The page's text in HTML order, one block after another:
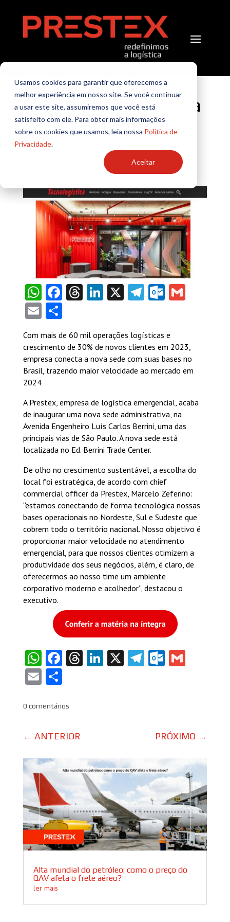
Usamos cookies para garantir que oferecemos a
melhor experiência em nosso site. Se você continuar
a usar este site, assumiremos que você está
satisfeito com ele. Para obter mais informações
sobre os cookies que usamos, leia nossa Política de
Privacidade.
Aceitar
Prestex amplia
operações e inaugura
sede na Berrini, em
São Paulo
WhatsApp
Facebook
Threads
LinkedIn
X TelegramGmail
EmailShare
Com mais de 60 mil operações logísticas e
crescimento de 30% de novos clientes em 2023,
empresa conecta a nova sede com suas bases no
Brasil, trazendo maior velocidade ao mercado em
2024
A Prestex, empresa de logística emergencial, acaba
de inaugurar uma nova sede administrativa, na
Avenida Engenheiro Luís Carlos Berrini, uma das
principais vias de São Paulo. A nova sede está
localizada no Ed. Berrini Trade Center.
De olho no crescimento sustentável, a escolha do
local foi estratégica, de acordo com chief
commercial officer da Prestex, Marcelo Zeferino:
“estamos conectando de forma tecnológica nossas
bases operacionais no Nordeste, Sul e Sudeste que
cobrem todo o território nacional. Nosso objetivo é
proporcionar maior velocidade no atendimento
emergencial, para que nossos clientes otimizem a
produtividade dos seus negócios, além, é claro, de
oferecermos ao nosso time um ambiente
corporativo moderno e acolhedor”, destacou o
executivo.
WhatsApp
Facebook
Threads
LinkedIn
X TelegramGmail
EmailShare
0 comentários
← ANTERIOR PRÓXIMO →
Alta mundial do petróleo: como o preço do
QAV afeta o frete aéreo?
ler mais